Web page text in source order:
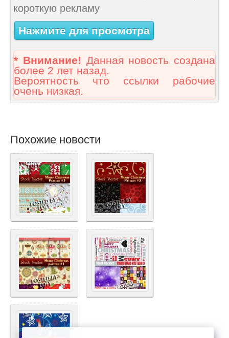
короткую рекламу
Нажмите для просмотра
* Внимание! Данная новость создана
более 2 лет назад.
Вероятность что ссылки рабочие
очень низкая.
Похожие новости